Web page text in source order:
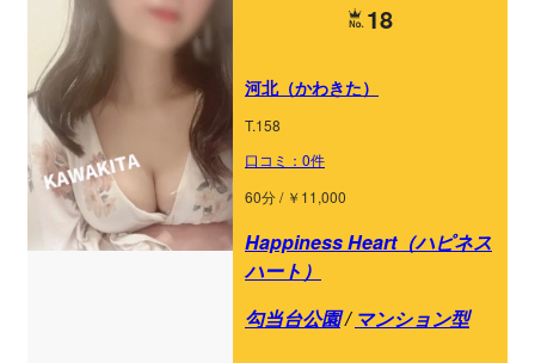
18
河北（かわきた）
T.158
口コミ：0件
60分 / ￥11,000
Happiness Heart（ハピネス
ハート）
勾当台公園/ マンション型